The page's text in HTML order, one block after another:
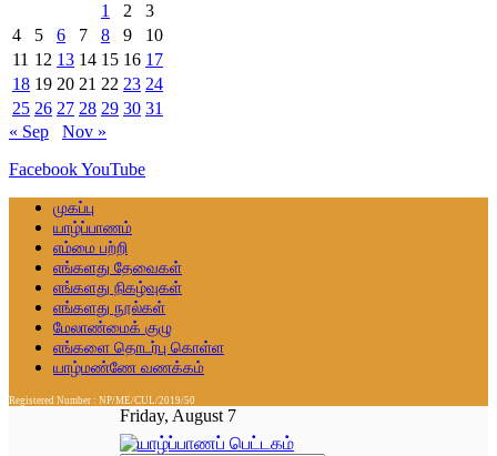
1
2
3
4
5 6 7 8 9
10
11 12 13 14 15 16 17
18 19 20 21 22 23 24
25 26 27 28 29 30 31
« Sep
Nov »
FacebookYouTube
முகப்பு
யாழ்ப்பாணம்
எம்மை பற்றி
எங்களது தேவைகள்
எங்களது நிகழ்வுகள்
எங்களது நூல்கள்
மேலாண்மைக் குழு
எங்களை தொடர்பு கொள்ள
யாழ்மண்ணே வணக்கம்
Registered Number : NP/ME/CUL/2019/50
Friday, August 7